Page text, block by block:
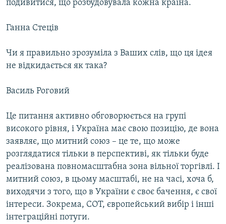
подивитися, що розбудовувала кожна країна.
Ганна Стеців
Чи я правильно зрозуміла з Ваших слів, що ця ідея
не відкидається як така?
Василь Роговий
Це питання активно обговорюється на групі
високого рівня, і Україна має свою позицію, де вона
заявляє, що митний союз – це те, що може
розглядатися тільки в перспективі, як тільки буде
реалізована повномасштабна зона вільної торгівлі. І
митний союз, в цьому масштабі, не на часі, хоча б,
виходячи з того, що в України є своє бачення, є свої
інтереси. Зокрема, СОТ, європейський вибір і інші
інтеграційні потуги.